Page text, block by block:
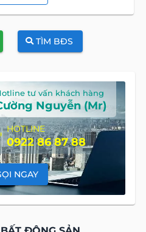
TÌM BĐS
tư vấn khách hàng
Nguyễn (Mr)
HOTLINE
0922 86 87 88
NGAY